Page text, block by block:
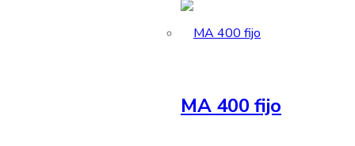
MA 400 fijo